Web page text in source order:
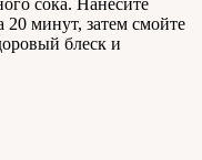
сока. Нанесите
20 минут, затем смойте
блеск и